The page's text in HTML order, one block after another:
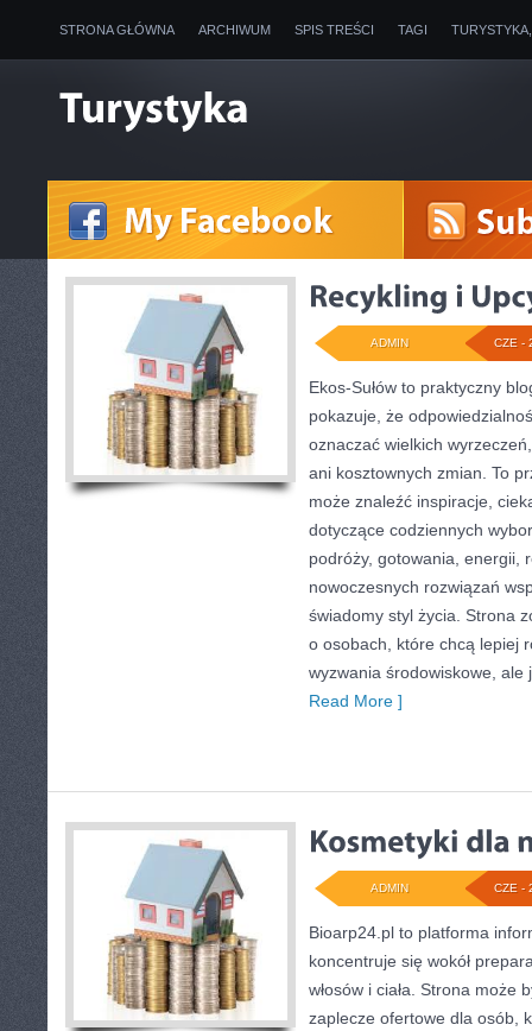
STRONA GŁÓWNA ARCHIWUM SPIS TREŚCI TAGI
CZE -
ADMIN
Ekos-Sułów to praktyczny
pokazuje, że
oznaczać wielkich
ani kosztownych zmian. To
może znaleźć inspiracje,
dotyczące codziennych
podróży, gotowania, energii,
nowoczesnych rozwiązań
świadomy styl życia. Strona
o osobach, które chcą lepiej
wyzwania środowiskowe, ale
Read More ]
CZE -
ADMIN
Bioarp24.pl to platforma
koncentruje się wokół
włosów i ciała. Strona może
zaplecze ofertowe dla osób,